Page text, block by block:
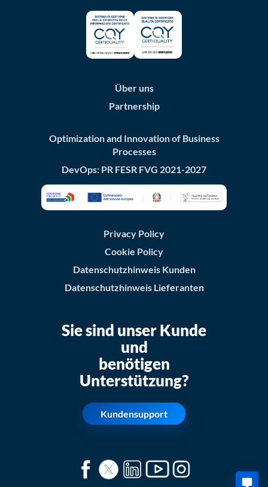
Über uns
Partnership
Optimization and Innovation of Business
Processes
DevOps: PR FESR FVG 2021-2027
Privacy Policy
Cookie Policy
Datenschutzhinweis Kunden
Datenschutzhinweis Lieferanten
Sie sind unser Kunde
und
benötigen
Unterstützung?
Kundensupport